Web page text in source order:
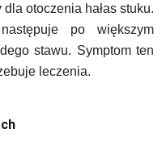
otoczenia hałas stuku.
po większym
stawu. Symptom ten
leczenia.